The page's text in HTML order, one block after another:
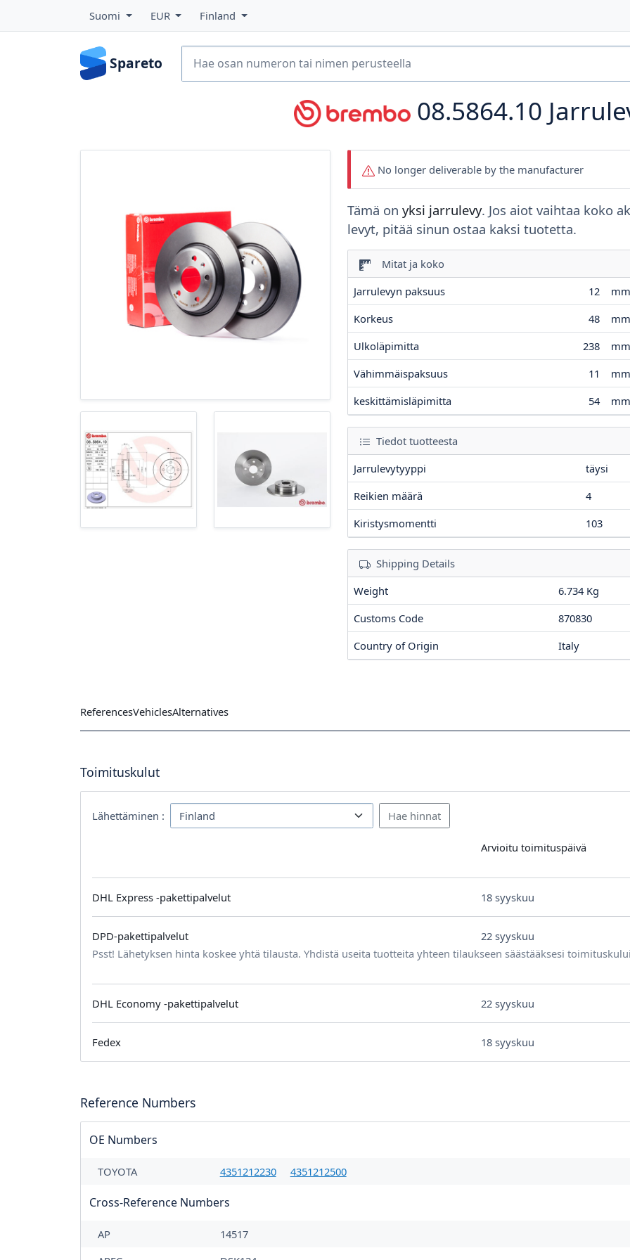
Suomi EUR Finland
Spareto
08.5864.10
No longer deliverable by the manufacturer
Tämä on yksi jarrulevy. Jos aiot vaihtaa koko
levyt, pitää sinun ostaa kaksi tuotetta.
Mitat ja koko
Jarrulevyn paksuus
12
mm
Korkeus
48
mm
Ulkoläpimitta
238
mm
Vähimmäispaksuus
11
mm
keskittämisläpimitta
54 mm
Tiedot tuotteesta
Jarrulevytyyppi
täysi
Reikien määrä
4
Kiristysmomentti
103
Shipping Details
Weight
6.734 Kg
Customs Code
870830
Country of Origin
Italy
ReferencesVehiclesAlternatives
Toimituskulut
Lähettäminen :
Arvioitu toimituspäivä
DHL Express -pakettipalvelut 18 syyskuu
DPD-pakettipalvelut 22 syyskuu
Psst! Lähetyksen hinta koskee yhtä tilausta. Yhdistä useita tuotteita yhteen tilaukseen säästääksesi
DHL Economy -pakettipalvelut 22 syyskuu
Fedex 18 syyskuu
Reference Numbers
OE Numbers
TOYOTA 4351212230 4351212500
Cross-Reference Numbers
AP
14517